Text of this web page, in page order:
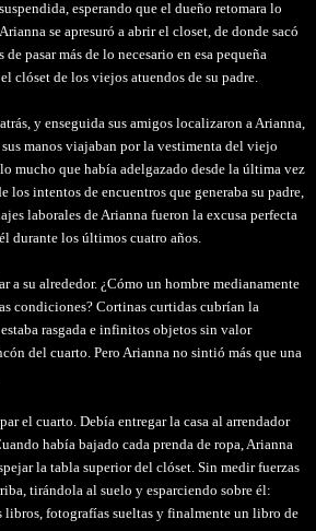
esperando que el dueño retomara lo
se apresuró a abrir el closet, de donde sacó
pasar más de lo necesario en esa pequeña
clóset de los viejos atuendos de su padre.
y enseguida sus amigos localizaron a Arianna,
manos viajaban por la vestimenta del viejo
mucho que había adelgazado desde la última vez
los intentos de encuentros que generaba su padre,
laborales de Arianna fueron la excusa perfecta
durante los últimos cuatro años.
a su alrededor. ¿Cómo un hombre medianamente
condiciones? Cortinas curtidas cubrían la
rasgada e infinitos objetos sin valor
del cuarto. Pero Arianna no sintió más que una
el cuarto. Debía entregar la casa al arrendador
había bajado cada prenda de ropa, Arianna
la tabla superior del clóset. Sin medir fuerzas
tirándola al suelo y esparciendo sobre él:
libros, fotografías sueltas y finalmente un libro de